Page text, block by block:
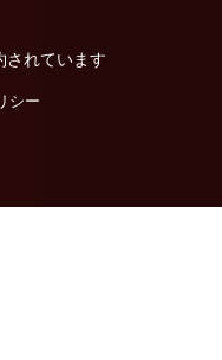
れています
シー